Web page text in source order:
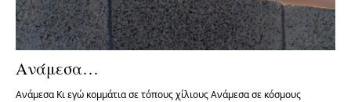
Ανάμεσα…
Ανάμεσα Κι εγώ κομμάτια σε τόπους χίλιους Ανάμεσα σε κόσμους